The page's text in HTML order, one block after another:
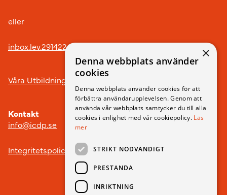
eller
inbox.lev.291422@arkivplats.se
Våra Utbildningar
Kontakt
info@icdp.se
Integritetspolicy
×
Denna webbplats använder
cookies
Denna webbplats använder cookies för att
förbättra användarupplevelsen. Genom att
använda vår webbplats samtycker du till alla
cookies i enlighet med vår cookiepolicy. Läs
mer
STRIKT NÖDVÄNDIGT
PRESTANDA
INRIKTNING